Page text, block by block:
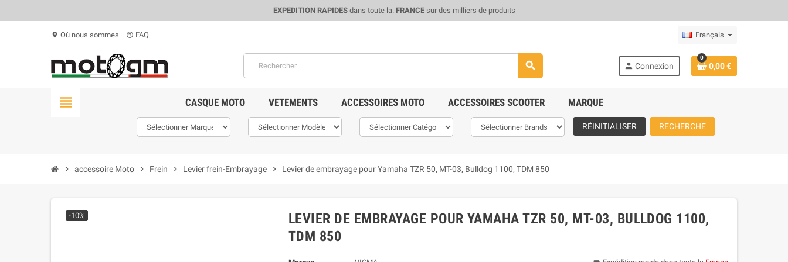
EXPEDITION RAPIDESdans toute la. FRANCEsur des milliers de produits
location_on Où nous sommes help_outline FAQ Français
search person Connexion
0
0,00 €
view_headline CASQUE MOTO VETEMENTS ACCESSOIRES MOTO ACCESSOIRES SCOOTER MARQUE
RÉINITIALISER RECHERCHE
chevron_right accessoire Moto chevron_right Frein chevron_right Levier frein-Embrayage chevron_right Levier de embrayage pour Yamaha TZR 50, MT-03, Bulldog 1100, TDM 850
-10%
LEVIER DE EMBRAYAGE POUR YAMAHA TZR 50, MT-03, BULLDOG 1100,
TDM 850